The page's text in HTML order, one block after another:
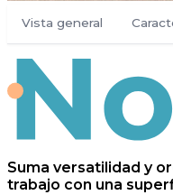
Vista general
Nova
Suma versatilidad y
trabajo con una